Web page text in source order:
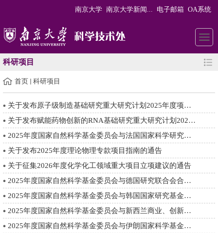
南京大学 南京大学新闻... 电子邮箱 OA系统
科研项目
首页 科研项目
关于发布原子级制造基础研究重大研究计划2025年度项目指南的通告
关于发布赋能药物创新的RNA基础研究重大研究计划2025年度项目指...
2025年度国家自然科学基金委员会与法国国家科学研究中心合作交流...
关于发布2025年度理论物理专款项目指南的通告
关于征集2026年度化学化工领域重大项目立项建议的通告
2025年度国家自然科学基金委员会与德国研究联合会合作研究项目指...
2025年度国家自然科学基金委员会与韩国国家研究基金会合作研究项...
2025年度国家自然科学基金委员会与新西兰商业、创新与就业部 双...
2025年度国家自然科学基金委员会与伊朗国家科学基金会合作研究项...